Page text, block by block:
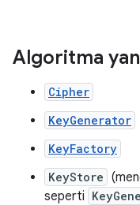
Algoritma
Cipher
KeyGenerator
KeyFactory
KeyStore
seperti